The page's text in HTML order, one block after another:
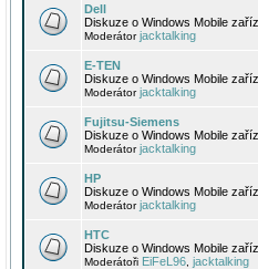
Dell
Diskuze o Windows Mobile
Moderátorjacktalking
E-TEN
Diskuze o Windows Mobile
Moderátorjacktalking
Fujitsu-Siemens
Diskuze o Windows Mobile
Moderátorjacktalking
HP
Diskuze o Windows Mobile
Moderátorjacktalking
HTC
Diskuze o Windows Mobile
Moderátoři EiFeL96 jacktalking